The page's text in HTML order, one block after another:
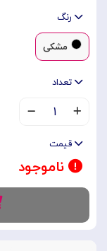
رنگ
مشکی
تعداد
۱
قیمت
ناموجود